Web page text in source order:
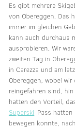
Es gibt mehrere
von Obereggen. Das
immer im gleichen
kann auch durchaus
ausprobieren. Wir
zweiten Tag in
in Carezza und am
Obereggen, wobei
reingefahren sind,
hatten den Vorteil,
Superski-Pass
bewegen konnte,